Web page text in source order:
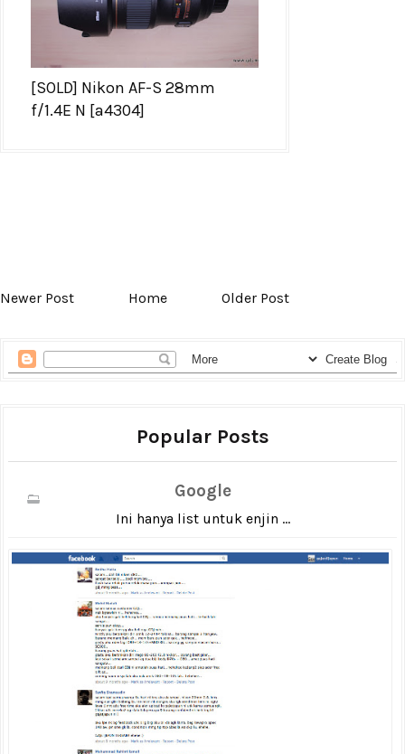
[SOLD] Nikon AF-S 28mm
f/1.4E N [a4304]
Newer Post Home Older Post
Popular Posts
Google
Ini hanya list untuk enjin ...